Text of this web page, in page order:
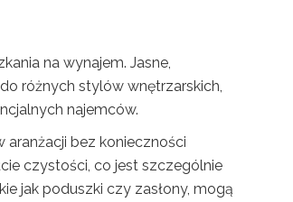
na wynajem. Jasne,
różnych stylów wnętrzarskich,
najemców.
bez konieczności
czystości, co jest szczególnie
jak poduszki czy zasłony, mogą